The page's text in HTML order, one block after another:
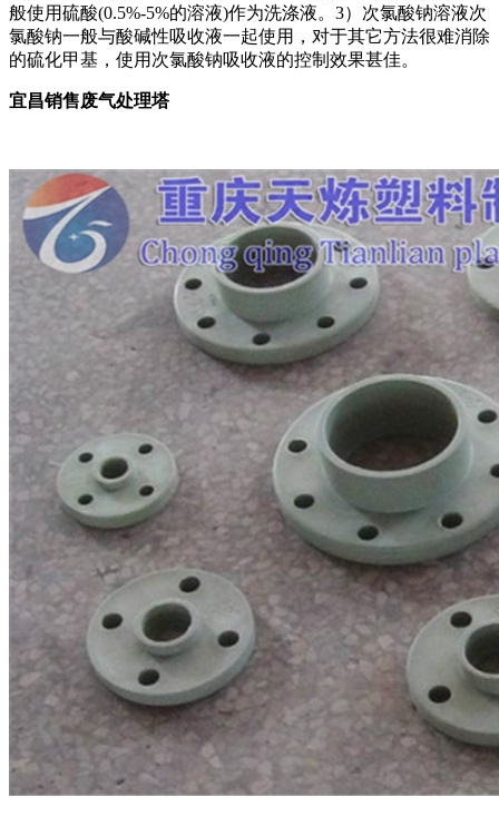
般使用硫酸(0.5%-5%的溶液)作为洗涤液。3）次氯酸钠溶液次
氯酸钠一般与酸碱性吸收液一起使用，对于其它方法很难消除
的硫化甲基，使用次氯酸钠吸收液的控制效果甚佳。
宜昌销售废气处理塔